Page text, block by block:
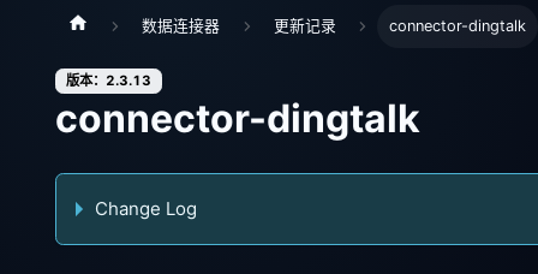
数据连接器 更新记录 connector-dingtalk
版本：2.3.13
connector-dingtalk
Change Log